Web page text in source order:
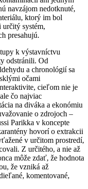
navzájom nedotknuté,
ktorý im bol
určitý systém,
presahujú.
k výstavníctvu
odstránili. Od
a chronológií sa
očami
cieľom nie je
čo najviac
na diváka a ekonómiu
o zdrojoch –
Parikka v koncepte
hovorí o extrakcii
v určitom prostredí,
Z určitého, a nie až
môže zdať, že hodnota
že vzniká až
komentované,